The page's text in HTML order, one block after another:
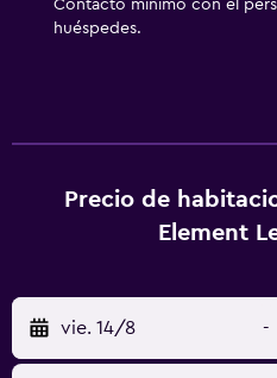
hipoalergénicos, cambio de
gimnasio abierto las 24 horas
que se indican más abajo en
alojamiento (es posible que
Contacto mínimo con el
huéspedes.
Precio de
Element
vie. 14/8 -